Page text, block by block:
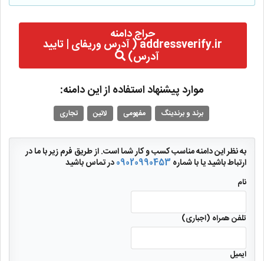
حراج دامنه
addressverify.ir ( آدرس وریفای | تایید
آدرس)
موارد پیشنهاد استفاده از این دامنه:
برند و برندینگ مفهومی لاتین تجاری
به نظر این دامنه مناسب کسب و کار شما است. از طریق فرم زیر با ما در
ارتباط باشید یا با شماره09020990453در تماس باشید
تلفن همراه (اجباری)
ایمیل